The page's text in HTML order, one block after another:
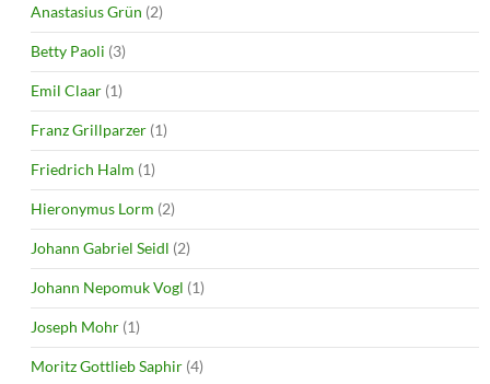
Anastasius Grün (2)
Betty Paoli (3)
Emil Claar (1)
Franz Grillparzer (1)
Friedrich Halm (1)
Hieronymus Lorm (2)
Johann Gabriel Seidl (2)
Johann Nepomuk Vogl (1)
Joseph Mohr (1)
Moritz Gottlieb Saphir (4)